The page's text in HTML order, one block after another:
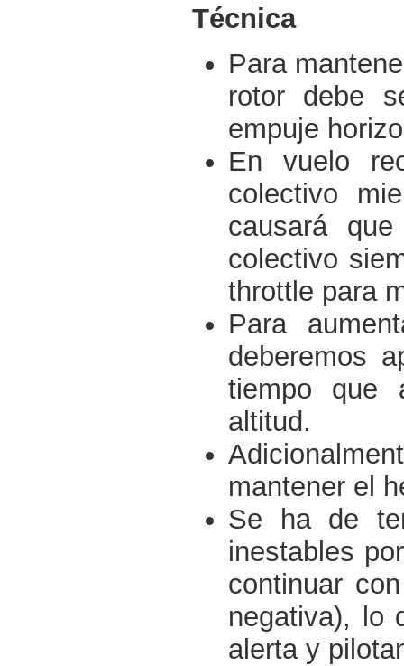
Técnica
Para
rotor debe
empuje
En vuelo
colectivo
causará
colectivo
throttle para
Para
deberemos
tiempo que
altitud.
mantener el
Se ha de
inestables
continuar
negativa), lo
alerta y